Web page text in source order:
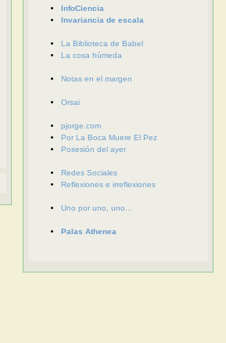
InfoCiencia
Invariancia de escala
La Biblioteca de Babel
La cosa húmeda
Notas en el margen
Orsai
pjorge.com
Por La Boca Muere El Pez
Posesión del ayer
Redes Sociales
Reflexiones e irreflexiones
Uno por uno, uno...
Palas Athenea